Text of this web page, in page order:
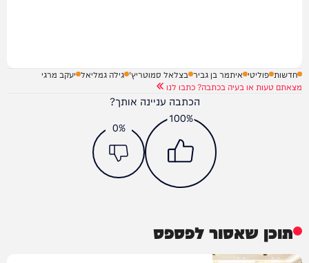
חדשות פוליטי איתמר בן גביר בצלאל סמוטריץ' גילה גמליאל יעקב מרגי
מצאתם טעות או בעיה בכתבה? כתבו לנו
הכתבה עניינה אותך?
100%
0%
תוכן שאסור לפספס